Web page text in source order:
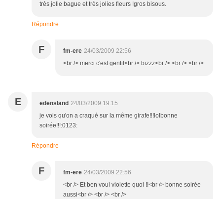
très jolie bague et très jolies fleurs !gros bisous.
Répondre
F fm-ere 24/03/2009 22:56
<br /> merci c'est gentil<br /> bizzz<br /> <br /> <br />
E edensland 24/03/2009 19:15
je vois qu'on a craqué sur la même girafe!!!lolbonne
soirée!!!:0123:
Répondre
F fm-ere 24/03/2009 22:56
<br /> Et ben voui violette quoi !!<br /> bonne soirée
aussi<br /> <br /> <br />